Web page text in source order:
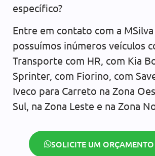
específico?
Entre em contato com a MSilva
possuímos inúmeros veículos
Transporte com HR, com Kia
Sprinter, com Fiorino, com
Iveco para Carreto na Zona
Sul, na Zona Leste e na Zona
SOLICITE UM ORÇAMENTO